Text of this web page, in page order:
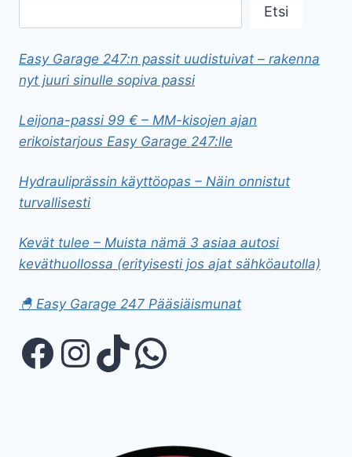
Etsi
Easy Garage 247:n passit uudistuivat – rakenna
nyt juuri sinulle sopiva passi
Leijona-passi 99 € – MM-kisojen ajan
erikoistarjous Easy Garage 247:lle
Hydrauliprässin käyttöopas – Näin onnistut
turvallisesti
Kevät tulee – Muista nämä 3 asiaa autosi
keväthuollossa (erityisesti jos ajat sähköautolla)
🐣 Easy Garage 247 Pääsiäismunat
Facebook
Instagram
TikTok
WhatsApp